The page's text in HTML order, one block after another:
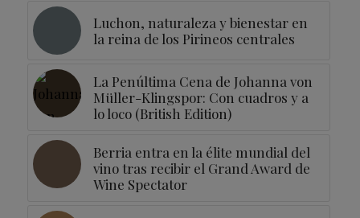
Luchon, naturaleza y bienestar en
la reina de los Pirineos centrales
La Penúltima Cena de Johanna von
Müller-Klingspor: Con cuadros y a
lo loco (British Edition)
Berria entra en la élite mundial del
vino tras recibir el Grand Award de
Wine Spectator